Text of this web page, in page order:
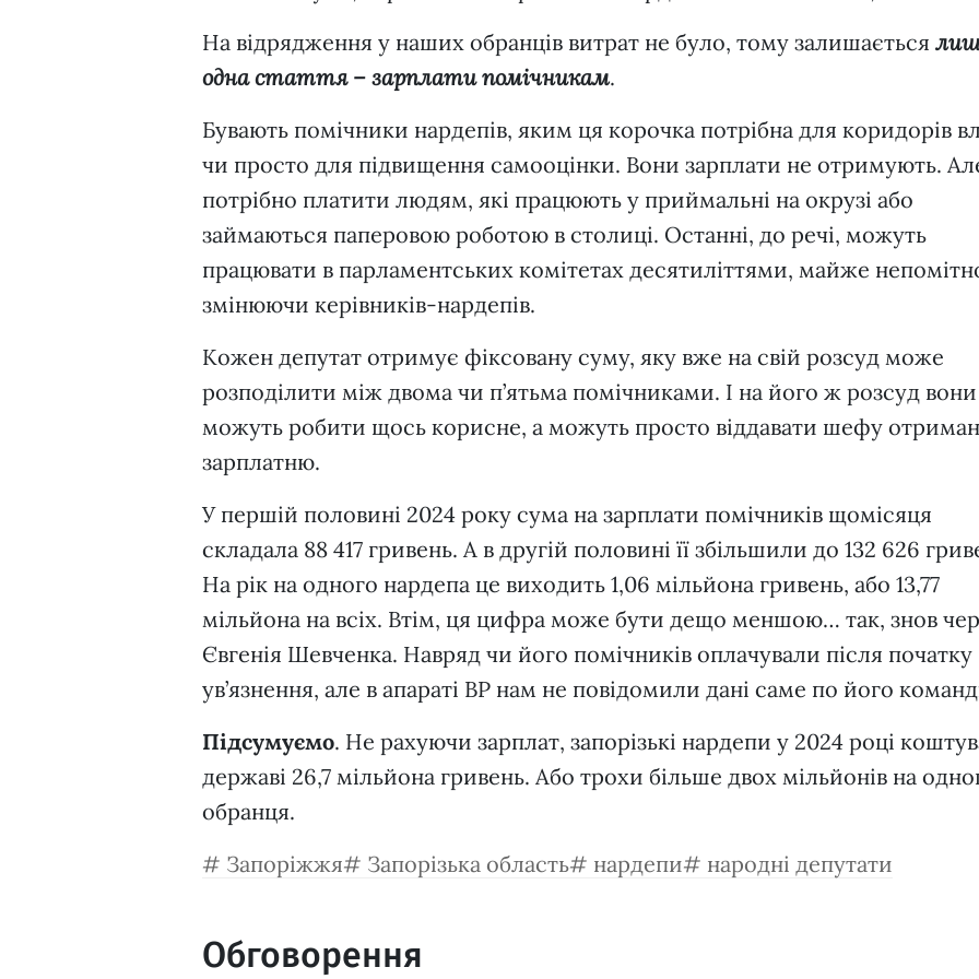
На відрядження у наших обранців витрат не було, тому залишається
одна стаття – зарплати помічникам.
Бувають помічники нардепів, яким ця корочка потрібна для коридорів
чи просто для підвищення самооцінки. Вони зарплати не отримують.
потрібно платити людям, які працюють у приймальні на окрузі або
займаються паперовою роботою в столиці. Останні, до речі, можуть
працювати в парламентських комітетах десятиліттями, майже
змінюючи керівників-нардепів.
Кожен депутат отримує фіксовану суму, яку вже на свій розсуд може
розподілити між двома чи п’ятьма помічниками. І на його ж розсуд вони
можуть робити щось корисне, а можуть просто віддавати шефу
зарплатню.
У першій половині 2024 року сума на зарплати помічників щомісяця
складала 88 417 гривень. А в другій половині її збільшили до 132 626
На рік на одного нардепа це виходить 1,06 мільйона гривень, або 13,77
мільйона на всіх. Втім, ця цифра може бути дещо меншою… так, знов
Євгенія Шевченка. Навряд чи його помічників оплачували після початку
ув’язнення, але в апараті ВР нам не повідомили дані саме по його
Підсумуємо. Не рахуючи зарплат, запорізькі нардепи у 2024 році
державі 26,7 мільйона гривень. Або трохи більше двох мільйонів на
обранця.
Запоріжжя
Запорізька область нардепи народні депутати
Обговорення